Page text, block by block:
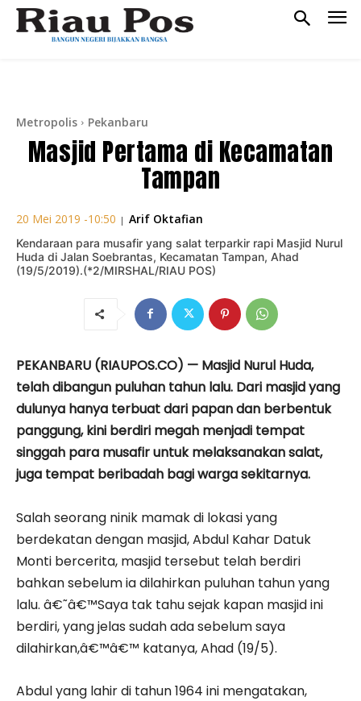
Metropolis Pekanbaru
Masjid Pertama di Kecamatan
Tampan
20 Mei 2019 -10:50 | Arif Oktafian
Kendaraan para musafir yang salat terparkir rapi Masjid Nurul
Huda di Jalan Soebrantas, Kecamatan Tampan, Ahad
(19/5/2019).(*2/MIRSHAL/RIAU POS)
PEKANBARU (RIAUPOS.CO) — Masjid Nurul Huda,
telah dibangun puluhan tahun lalu. Dari masjid yang
dulunya hanya terbuat dari papan dan berbentuk
panggung, kini berdiri megah menjadi tempat
singgah para musafir untuk melaksanakan salat,
juga tempat beribadah bagi warga sekitarnya.
Salah seorang ninik mamak di lokasi yang
berdekatan dengan masjid, Abdul Kahar Datuk
Monti bercerita, masjid tersebut telah berdiri
bahkan sebelum ia dilahirkan puluhan tahun yang
lalu. â€˜â€™Saya tak tahu sejak kapan masjid ini
berdiri, yang jelas sudah ada sebelum saya
dilahirkan,â€™â€™ katanya, Ahad (19/5).
Abdul yang lahir di tahun 1964 ini mengatakan,